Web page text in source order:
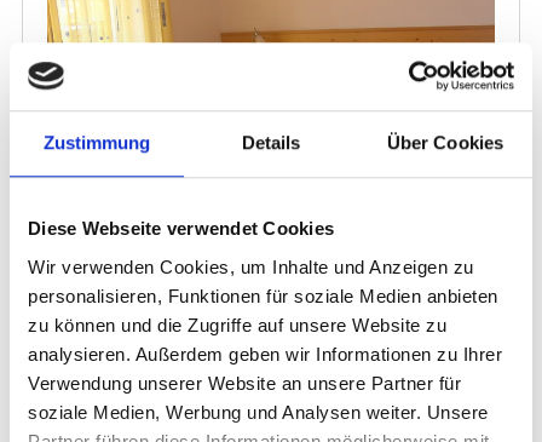
Zustimmung Details Über Cookies
Diese Webseite verwendet Cookies
Wir verwenden Cookies, um Inhalte und Anzeigen zu
personalisieren, Funktionen für soziale Medien anbieten
zu können und die Zugriffe auf unsere Website zu
analysieren. Außerdem geben wir Informationen zu Ihrer
Verwendung unserer Website an unsere Partner für
soziale Medien, Werbung und Analysen weiter. Unsere